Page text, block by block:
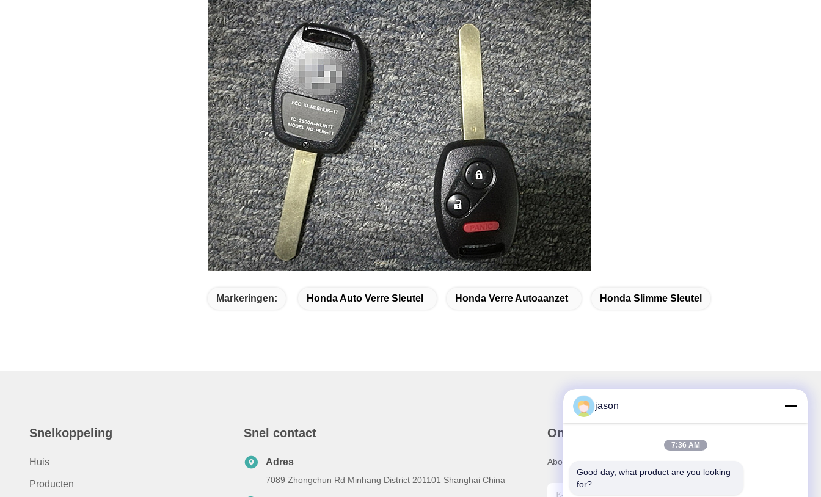
Markeringen: Honda Auto Verre Sleutel Honda Verre Autoaanzet Honda Slimme Sleutel
Snelkoppeling
Huis
Producten
Snel contact
Adres
7089 Zhongchun Rd Minhang District 201101 Shanghai China
Onze Nieuwsbrief
Abonneer u op onze nieuwsbrief voor kortingen en meer.
jason
7:36 AM
Good day, what product are you looking
for?